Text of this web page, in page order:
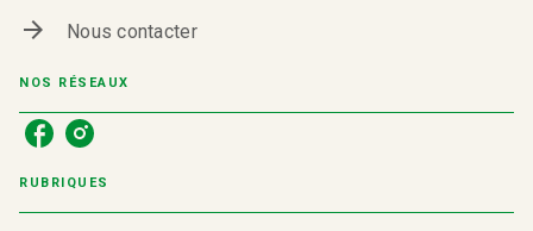
arrow_forward Nous contacter
NOS RÉSEAUX
RUBRIQUES